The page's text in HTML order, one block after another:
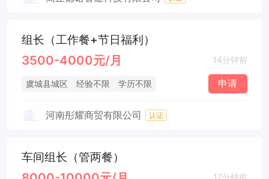
组长（工作餐+节日福利）
3500-4000元/月 14分钟前
虞城县城区 经验不限 学历不限 申请
河南彤耀商贸有限公司 认证
车间组长（管两餐）